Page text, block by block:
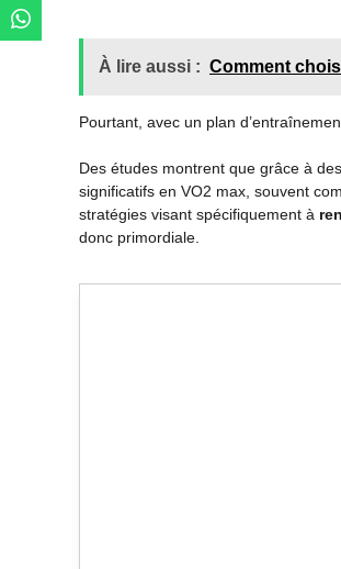
À lire aussi : Comment
Pourtant, avec un plan
Des études montrent que grâce à
significatifs en VO2 max, souvent
stratégies visant spécifiquement à
donc primordiale.